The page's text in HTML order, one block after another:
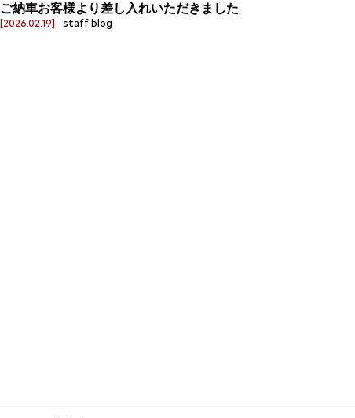
ご納車お客様より差し入れいただきました
[2026.02.19] staff blog